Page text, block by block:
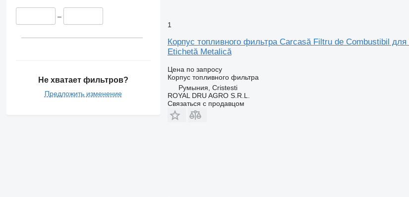
–
Не хватает фильтров?
Предложить изменение
1
Корпус топливного фильтра Carcasă Filtru de Combustibil
Etichetă Metalică
Цена по запросу
Корпус топливного фильтра
Румыния, Cristesti
ROYAL DRU AGRO S.R.L.
Связаться с продавцом